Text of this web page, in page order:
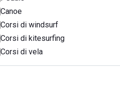
Canoe
Corsi di windsurf
Corsi di kitesurfing
Corsi di vela